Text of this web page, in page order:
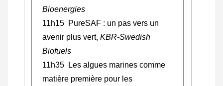
Bioenergies
11h15 PureSAF : un pas vers un
avenir plus vert,KBR-Swedish
Biofuels
11h35 Les algues marines comme
matière première pour les